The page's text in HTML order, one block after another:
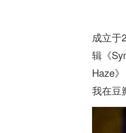
成立于
辑《
Haze
我在豆